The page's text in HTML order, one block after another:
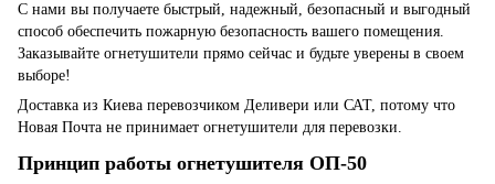
С нами вы получаете быстрый, надежный, безопасный и выгодный
способ обеспечить пожарную безопасность вашего помещения.
Заказывайте огнетушители прямо сейчас и будьте уверены в своем
выборе!
Доставка из Киева перевозчиком Деливери или САТ, потому что
Новая Почта не принимает огнетушители для перевозки.
Принцип работы огнетушителя ОП-50